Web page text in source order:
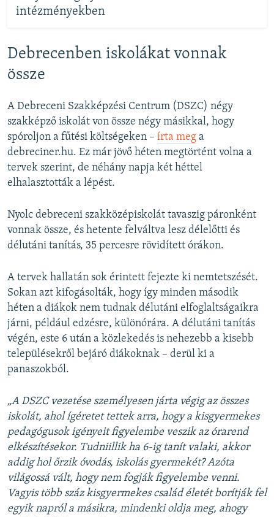
intézményekben
Debrecenben iskolákat vonnak
össze
A Debreceni Szakképzési Centrum (DSZC) négy
szakképző iskolát von össze négy másikkal, hogy
spóroljon a fűtési költségeken – írta meg a
debreciner.hu. Ez már jövő héten megtörtént volna a
tervek szerint, de néhány napja két héttel
elhalasztották a lépést.
Nyolc debreceni szakközépiskolát tavaszig páronként
vonnak össze, és hetente felváltva lesz délelőtti és
délutáni tanítás, 35 percesre rövidített órákon.
A tervek hallatán sok érintett fejezte ki nemtetszését.
Sokan azt kifogásolták, hogy így minden második
héten a diákok nem tudnak délutáni elfoglaltságaikra
járni, például edzésre, különórára. A délutáni tanítás
végén, este 6 után a közlekedés is nehezebb a kisebb
településekről bejáró diákoknak – derül ki a
panaszokból.
„A DSZC vezetése személyesen járta végig az összes
iskolát, ahol ígéretet tettek arra, hogy a kisgyermekes
pedagógusok igényeit figyelembe veszik az órarend
elkészítésekor. Tudniillik ha 6-ig tanít valaki, akkor
addig hol őrzik óvodás, iskolás gyermekét? Azóta
világossá vált, hogy nem fogják figyelembe venni.
Vagyis több száz kisgyermekes család életét borítják fel
egyik napról a másikra, mindenki oldja meg, ahogy